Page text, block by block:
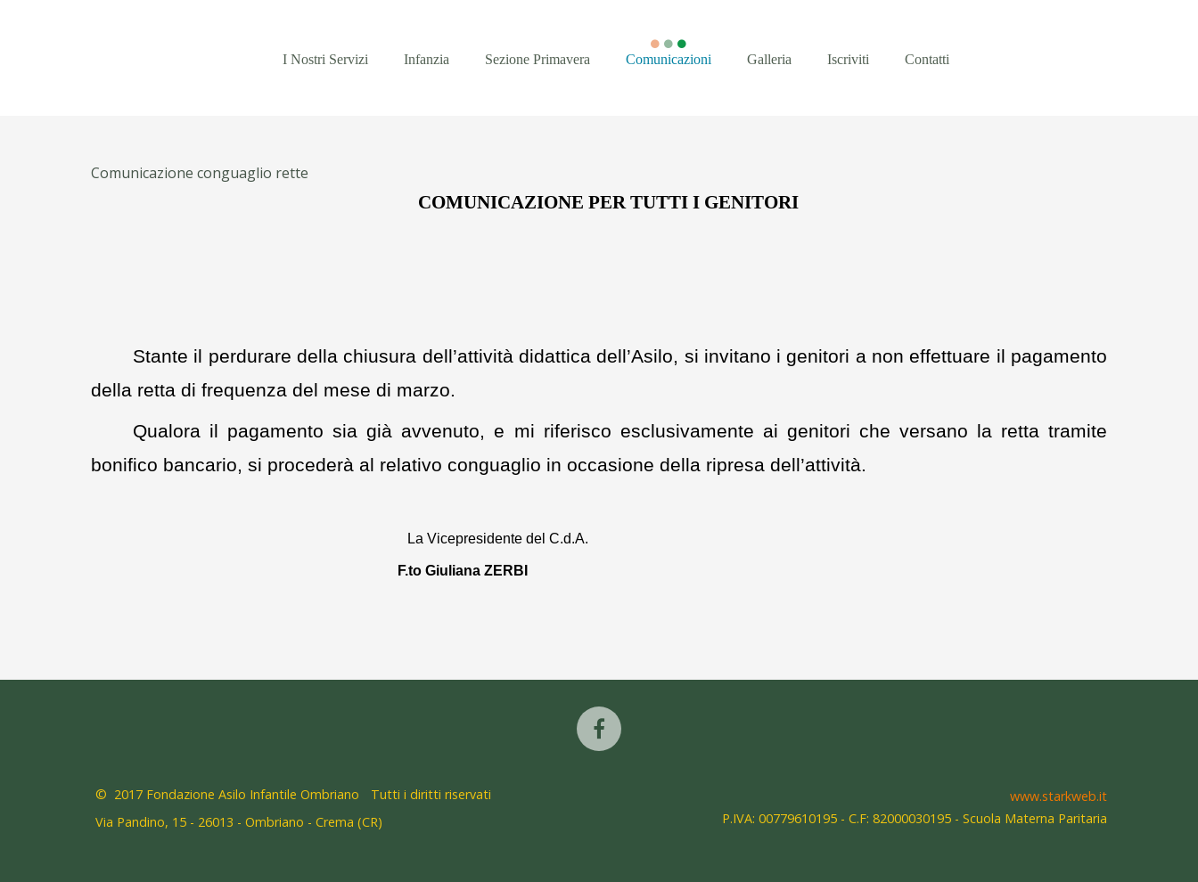
I Nostri Servizi Infanzia Sezione Primavera Comunicazioni Galleria Iscriviti Contatti
Comunicazione conguaglio rette
COMUNICAZIONE PER TUTTI I GENITORI
Stante il perdurare della chiusura dell’attività didattica dell’Asilo, si invitano i genitori a non effettuare il pagamento
della retta di frequenza del mese di marzo.
Qualora il pagamento sia già avvenuto, e mi riferisco esclusivamente ai genitori che versano la retta tramite
bonifico bancario, si procederà al relativo conguaglio in occasione della ripresa dell’attività.
La Vicepresidente del C.d.A.
F.to Giuliana ZERBI
© 2017 Fondazione Asilo Infantile Ombriano
Tutti i diritti riservati
Via Pandino, 15 - 26013 - Ombriano - Crema (CR)
www.starkweb.it
P.IVA: 00779610195 - C.F: 82000030195 - Scuola Materna Paritaria